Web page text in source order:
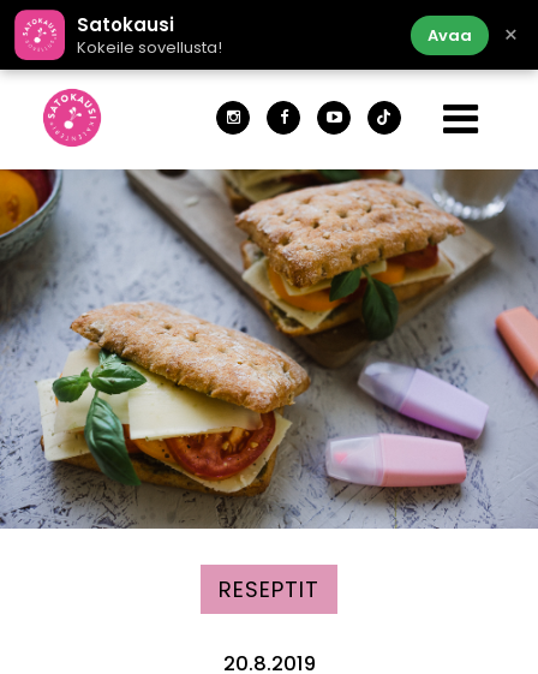
Satokausi
Kokeile sovellusta!
Avaa ×
RESEPTIT
20.8.2019